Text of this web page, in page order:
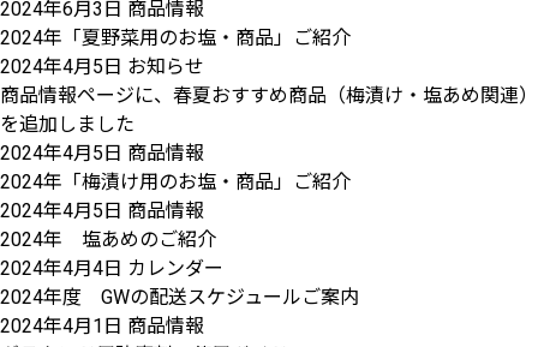
2024年6月3日 商品情報
2024年「夏野菜用のお塩・商品」ご紹介
2024年4月5日 お知らせ
商品情報ページに、春夏おすすめ商品（梅漬け・塩あめ関連）
を追加しました
2024年4月5日 商品情報
2024年「梅漬け用のお塩・商品」ご紹介
2024年4月5日 商品情報
2024年 塩あめのご紹介
2024年4月4日 カレンダー
2024年度 GWの配送スケジュールご案内
2024年4月1日 商品情報